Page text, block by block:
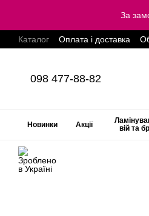
За
Каталог Оплата і доставка
098 477-88-82
Новинки Акції
вій та